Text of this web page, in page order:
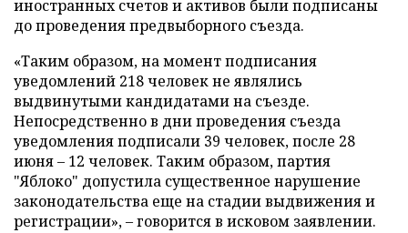
иностранных счетов и активов были подписаны
до проведения предвыборного съезда.
«Таким образом, на момент подписания
уведомлений 218 человек не являлись
выдвинутыми кандидатами на съезде.
Непосредственно в дни проведения съезда
уведомления подписали 39 человек, после 28
июня – 12 человек. Таким образом, партия
"Яблоко" допустила существенное нарушение
законодательства еще на стадии выдвижения и
регистрации», – говорится в исковом заявлении.